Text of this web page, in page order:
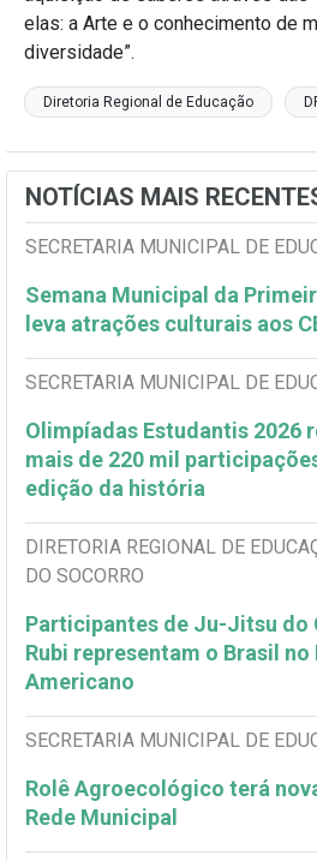
elas: a Arte e o conhecimento de
diversidade”.
Diretoria Regional de Educação
NOTÍCIAS MAIS
SECRETARIA MUNICIPAL DE
Semana Municipal da
leva atrações culturais aos
SECRETARIA MUNICIPAL DE
Olimpíadas Estudantis 2026
mais de 220 mil
edição da história
DIRETORIA REGIONAL DE
DO SOCORRO
Participantes de Ju-Jitsu do
Rubi representam o Brasil no
Americano
SECRETARIA MUNICIPAL DE
Rolê Agroecológico terá
Rede Municipal